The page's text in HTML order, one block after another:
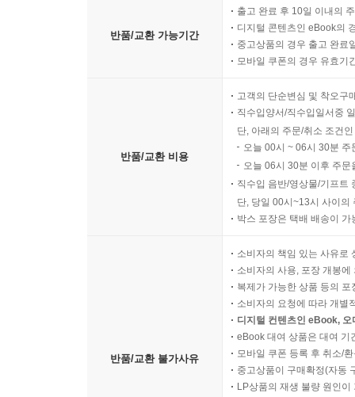
반품/교환 가능기간
출고 완료 후 10일 이내의
디지털 콘텐츠인 eBook의
중고상품의 경우 출고 완료
모바일 쿠폰의 경우 유효기
반품/교환 비용
고객의 단순변심 및 착오구
직수입양서/직수입일서중
단, 아래의 주문/취소 조건
오늘 00시 ~ 06시 30분
오늘 06시 30분 이후 주
직수입 음반/영상물/기프트
단, 당일 00시~13시 사이의
박스 포장은 택배 배송이
반품/교환 불가사유
소비자의 책임 있는 사유로
소비자의 사용, 포장 개봉
복제가 가능한 상품 등의
소비자의 요청에 따라 개별
디지털 컨텐츠인 eBook,
eBook 대여 상품은 대여 기
모바일 쿠폰 등록 후 취소/
중고상품이 구매확정(자동
LP상품의 재생 불량 원인